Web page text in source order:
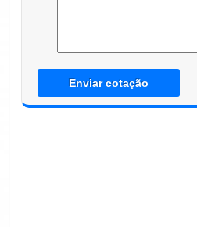
Enviar cotação